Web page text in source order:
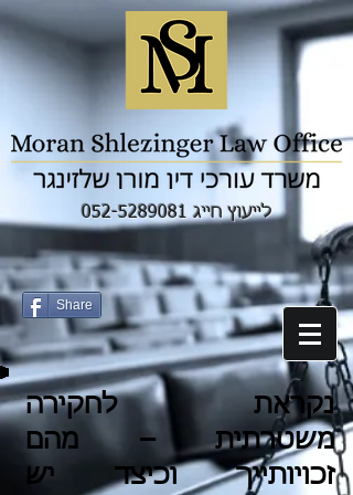
לייעוץ חייג 052-5289081
Share
נקראת לחקירה
משטרתית – מהם
זכויותייך וכיצד יש